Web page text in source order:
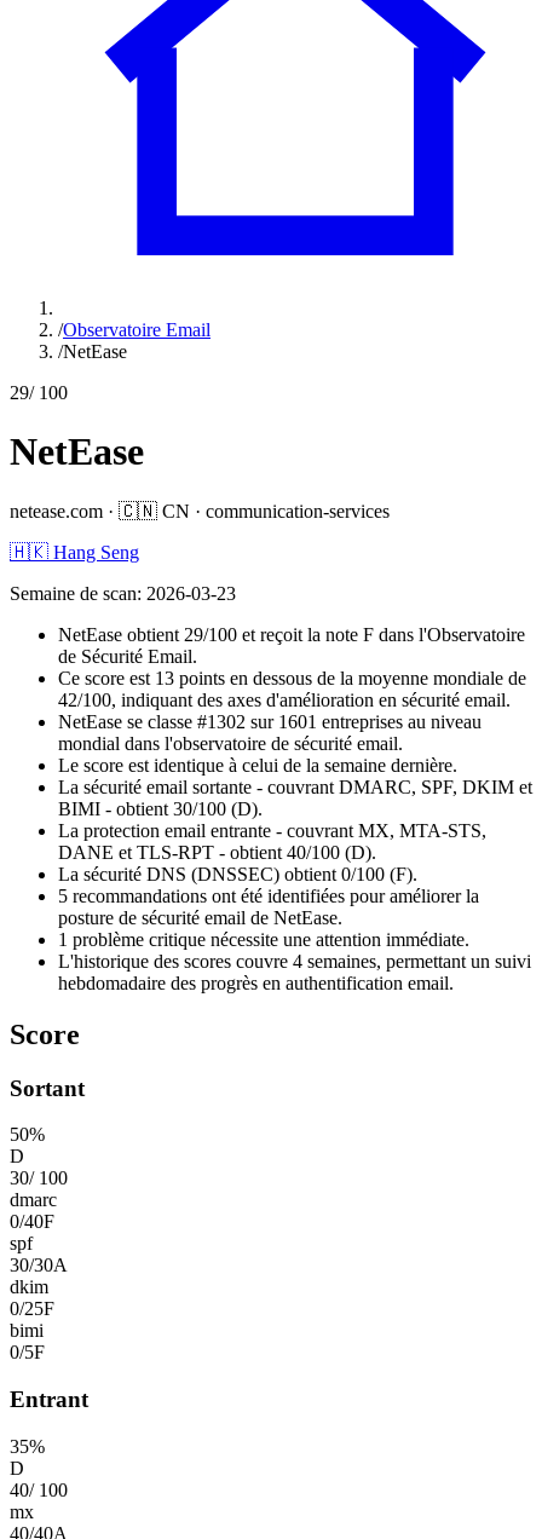
/Observatoire Email
/NetEase
29/ 100
NetEase
netease.com · 🇨🇳 CN · communication-services
🇭🇰 Hang Seng
Semaine de scan: 2026-03-23
NetEase obtient 29/100 et reçoit la note F dans l'Observatoire
de Sécurité Email.
Ce score est 13 points en dessous de la moyenne mondiale de
42/100, indiquant des axes d'amélioration en sécurité email.
NetEase se classe #1302 sur 1601 entreprises au niveau
mondial dans l'observatoire de sécurité email.
Le score est identique à celui de la semaine dernière.
La sécurité email sortante - couvrant DMARC, SPF, DKIM et
BIMI - obtient 30/100 (D).
La protection email entrante - couvrant MX, MTA-STS,
DANE et TLS-RPT - obtient 40/100 (D).
La sécurité DNS (DNSSEC) obtient 0/100 (F).
5 recommandations ont été identifiées pour améliorer la
posture de sécurité email de NetEase.
1 problème critique nécessite une attention immédiate.
L'historique des scores couvre 4 semaines, permettant un suivi
hebdomadaire des progrès en authentification email.
Score
Sortant
50%
D
30/ 100
dmarc
0/40F
spf
30/30A
dkim
0/25F
bimi
0/5F
Entrant
35%
D
40/ 100
mx
40/40A